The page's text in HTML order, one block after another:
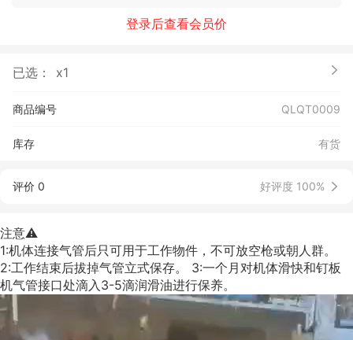
登录后查看会员价
已选： x1
商品编号 QLQT0009
库存 有货
评价 0 好评度 100%
注意⚠️
1:机体连接气管后只可用于工作物件，不可放空枪或朝人群。
2:工作结束后拔掉气管立式保存。 3:一个月对机体滑快和钉板
机气管接口处滴入3-5滴润滑油进行保养。